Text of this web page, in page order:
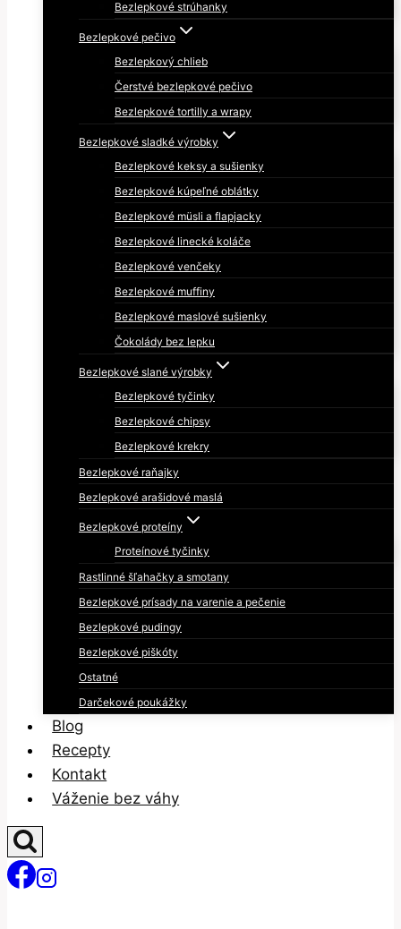
Bezlepkové strúhanky
Bezlepkové pečivo
Bezlepkový chlieb
Čerstvé bezlepkové pečivo
Bezlepkové tortilly a wrapy
Bezlepkové sladké výrobky
Bezlepkové keksy a sušienky
Bezlepkové kúpeľné oblátky
Bezlepkové müsli a flapjacky
Bezlepkové linecké koláče
Bezlepkové venčeky
Bezlepkové muffiny
Bezlepkové maslové sušienky
Čokolády bez lepku
Bezlepkové slané výrobky
Bezlepkové tyčinky
Bezlepkové chipsy
Bezlepkové krekry
Bezlepkové raňajky
Bezlepkové arašidové maslá
Bezlepkové proteíny
Proteínové tyčinky
Rastlinné šľahačky a smotany
Bezlepkové prísady na varenie a pečenie
Bezlepkové pudingy
Bezlepkové piškóty
Ostatné
Darčekové poukážky
Blog
Recepty
Kontakt
Váženie bez váhy